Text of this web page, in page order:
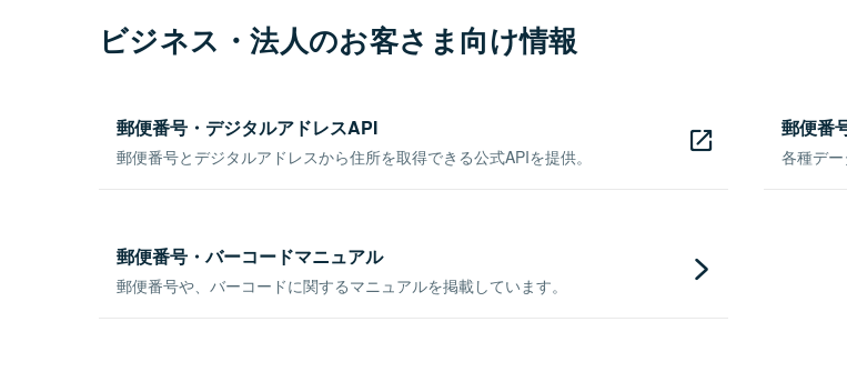
ビジネス・法人のお客さま向け情報
郵便番号・デジタルアドレスAPI
郵便番号とデジタルアドレスから住所を取得できる公式APIを提供。
郵便番
各種デ
郵便番号・バーコードマニュアル
郵便番号や、バーコードに関するマニュアルを掲載しています。